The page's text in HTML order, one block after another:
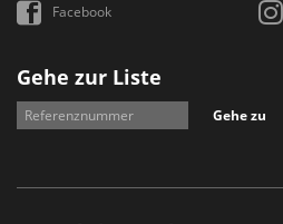
Facebook
Gehe zur Liste
Gehe zu